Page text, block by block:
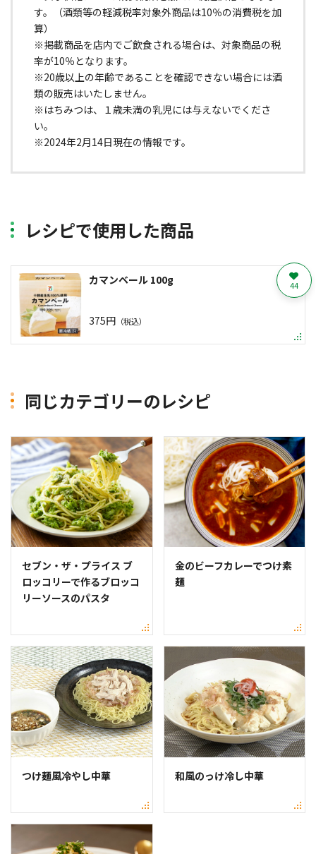
す。（酒類等の軽減税率対象外商品は10％の消費税を加
算）
※掲載商品を店内でご飲食される場合は、対象商品の税
率が10％となります。
※20歳以上の年齢であることを確認できない場合には酒
類の販売はいたしません。
※はちみつは、１歳未満の乳児には与えないでくださ
い。
※2024年2月14日現在の情報です。
レシピで使用した商品
カマンベール 100g
375円 （税込）
44
同じカテゴリーのレシピ
セブン・ザ・プライス ブ
ロッコリーで作るブロッコ
リーソースのパスタ
金のビーフカレーでつけ素
麺
つけ麺風冷やし中華 和風のっけ冷し中華